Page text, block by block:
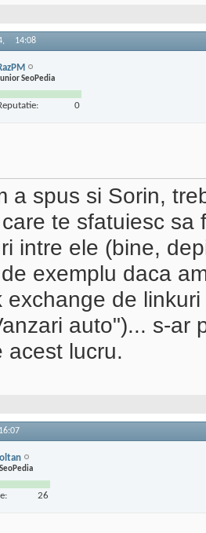
14:08
SeoPedia
0
a spus si Sorin,
te sfatuiesc sa
intre ele (bine,
exemplu daca
exchange de
auto")... s-ar
acest lucru.
16:07
26